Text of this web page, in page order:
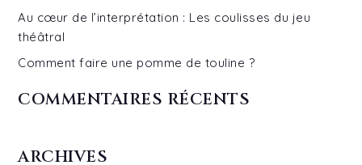
Au cœur de l’interprétation : Les coulisses du jeu
théâtral
Comment faire une pomme de touline ?
COMMENTAIRES RÉCENTS
ARCHIVES